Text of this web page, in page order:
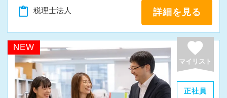
・税務経験を活かして成長したい方
・キャリアアップ志向のある方
・主体的に業務を進められる方
・顧客対応や提案業務に挑戦したい方
・資産税など専門性を高めたい方
・将来的にマネジメントに関わりたい方
content_paste 税理士法人 詳細を見る
NEW favorite
マイリスト
正社員